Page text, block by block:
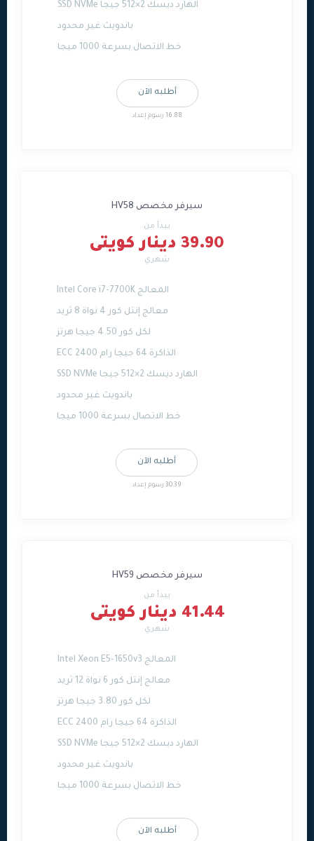
الهارد ديسك 2×512 جيجا SSD NVMe
باندويث غير محدود
خط الاتصال بسرعة 1000 ميجا
أطلبه الآن
16.88 رسوم إعداد
سيرفر مخصص HV58
يبدأ من
39.90 دينار كويتى
شهري
المعالج Intel Core i7-7700K
معالج إنتل كور 4 نواة 8 ثريد
لكل كور 4.50 جيجا هرتز
الذاكرة 64 جيجا رام ECC 2400
الهارد ديسك 2×512 جيجا SSD NVMe
باندويث غير محدود
خط الاتصال بسرعة 1000 ميجا
أطلبه الآن
30.39 رسوم إعداد
سيرفر مخصص HV59
يبدأ من
41.44 دينار كويتى
شهري
المعالج Intel Xeon E5-1650v3
معالج إنتل كور 6 نواة 12 ثريد
لكل كور 3.80 جيجا هرتز
الذاكرة 64 جيجا رام ECC 2400
الهارد ديسك 2×512 جيجا SSD NVMe
باندويث غير محدود
خط الاتصال بسرعة 1000 ميجا
أطلبه الآن